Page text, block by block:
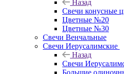
Назад
Свечи конусные
Цветные №20
Цветные №30
Свечи Венчальные
Свечи Иерусалимские
Назад
Свечи
Большие